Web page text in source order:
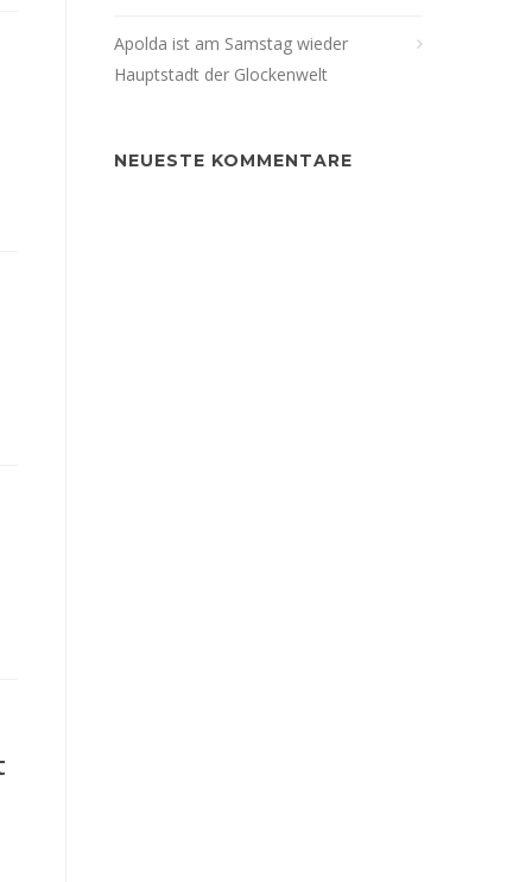
Apolda ist am Samstag wieder
Hauptstadt der Glockenwelt
NEUESTE KOMMENTARE